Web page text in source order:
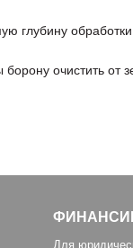
глубину
очистить от
Для